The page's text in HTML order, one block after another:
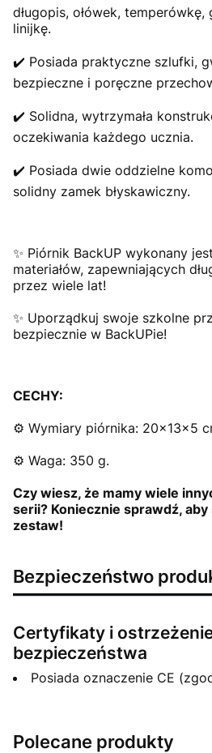
długopis, ołówek,
linijkę.
✔️ Posiada praktyczne szlufki,
bezpieczne i poręczne
✔️ Solidna, wytrzymała
oczekiwania każdego ucznia.
✔️ Posiada dwie oddzielne
solidny zamek błyskawiczny.
✨ Piórnik BackUP wykonany
materiałów, zapewniających
przez wiele lat!
✨ Uporządkuj swoje szkolne
bezpiecznie w BackUPie!
CECHY:
⚙️ Wymiary piórnika: 20x13x5
⚙️ Waga: 350 g.
Czy wiesz, że mamy wiele
serii? Koniecznie sprawdź,
zestaw!
Bezpieczeństwo
Certyfikaty i
bezpieczeństwa
Posiada oznaczenie CE
Polecane produkty